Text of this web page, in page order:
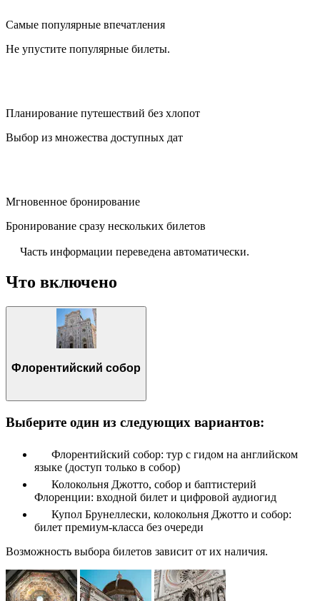
Самые популярные впечатления
Не упустите популярные билеты.
Планирование путешествий без хлопот
Выбор из множества доступных дат
Мгновенное бронирование
Бронирование сразу нескольких билетов
Часть информации переведена автоматически.
Что включено
Флорентийский собор
Выберите один из следующих вариантов:
Флорентийский собор: тур с гидом на английском
языке (доступ только в собор)
Колокольня Джотто, собор и баптистерий
Флоренции: входной билет и цифровой аудиогид
Купол Брунеллески, колокольня Джотто и собор:
билет премиум-класса без очереди
Возможность выбора билетов зависит от их наличия.